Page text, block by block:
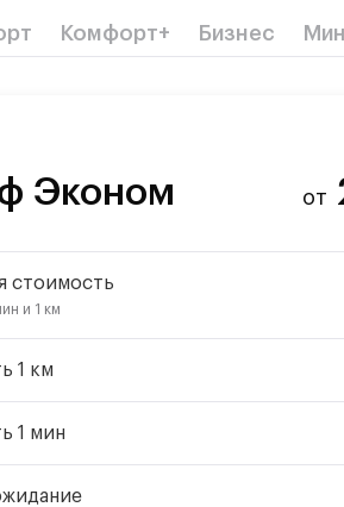
Комфорт+ Бизнес
Эконом от
стоимость
и 1 км
1 км
1 мин